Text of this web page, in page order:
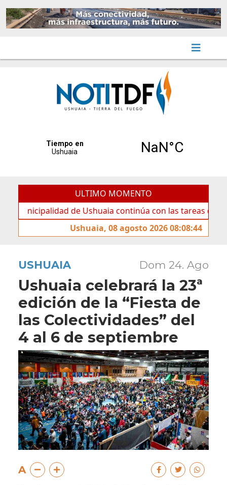
ULTIMO MOMENTO
de Ushuaia continúa con las tareas de
Ushuaia, 08 agosto 2026 08:08:44
USHUAIA Dom 24. Ago
Ushuaia celebrará la 23ª
edición de la “Fiesta de
las Colectividades” del
4 al 6 de septiembre
A